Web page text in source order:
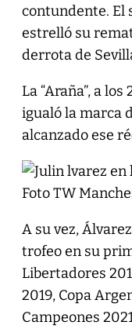
contundente. El
estrelló su
derrota de
La “Araña”, a
igualó la marca
alcanzado ese
A su vez,
trofeo en su
Libertadores
2019, Copa
Campeones